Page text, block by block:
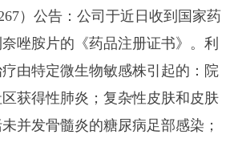
）公告：公司于近日收到国家药
唑胺片的《药品注册证书》。利
由特定微生物敏感株引起的：院
获得性肺炎；复杂性皮肤和皮肤
并发骨髓炎的糖尿病足部感染；